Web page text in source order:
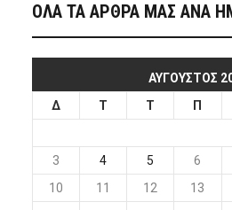
ΟΛΑ ΤΑ ΑΡΘΡΑ ΜΑΣ ΑΝΑ
ΑΎΓΟΥΣΤΟΣ
Δ
Τ Τ Π
3
4 5 6
10
11 12 13